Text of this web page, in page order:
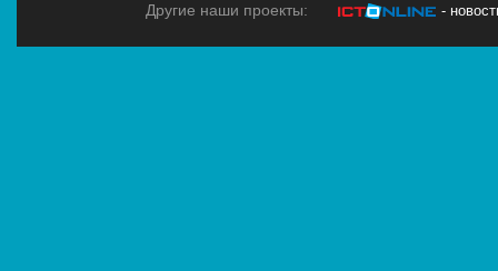
Другие наши проекты: -